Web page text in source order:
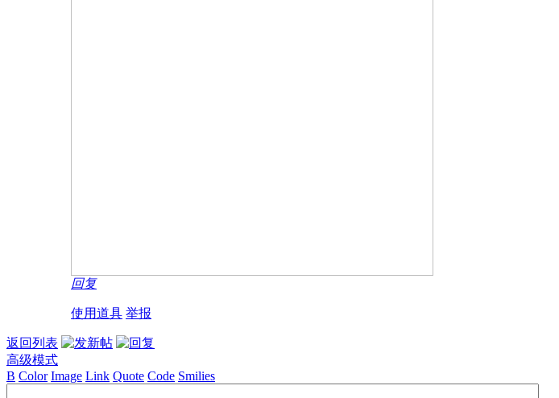
回复
使用道具 举报
返回列表
高级模式
B Color Image Link Quote Code Smilies